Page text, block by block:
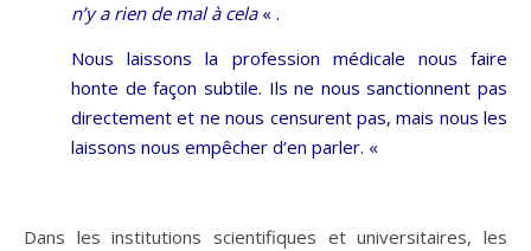
n’y a rien de mal à cela « .
Nous laissons la profession médicale nous faire
honte de façon subtile. Ils ne nous sanctionnent pas
directement et ne nous censurent pas, mais nous les
laissons nous empêcher d’en parler. «
Dans les institutions scientifiques et universitaires, les